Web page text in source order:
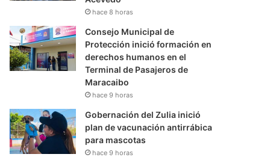
hace 8 horas
Consejo Municipal de
Protección inició formación en
derechos humanos en el
Terminal de Pasajeros de
Maracaibo
hace 9 horas
Gobernación del Zulia inició
plan de vacunación antirrábica
para mascotas
hace 9 horas